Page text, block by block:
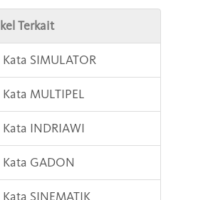
Terkait
SIMULATOR
MULTIPEL
INDRIAWI
GADON
SINEMATIK